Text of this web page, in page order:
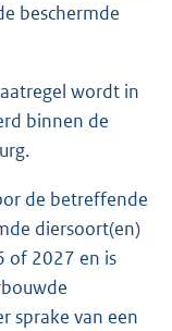
beschermde
wordt in
binnen de
de betreffende
diersoort(en)
of 2027 en is
sprake van een